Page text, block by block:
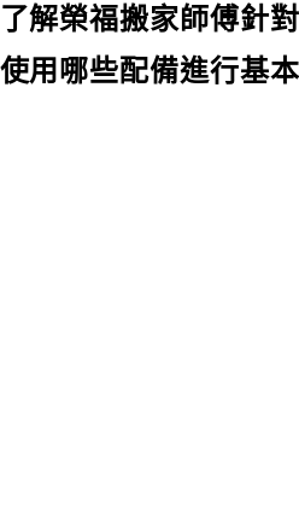
解榮福搬家師傅針對
用哪些配備進行基本